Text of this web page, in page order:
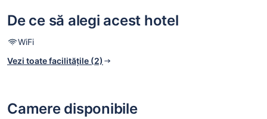
De ce să alegi acest hotel
WiFi
Vezi toate facilitățile (2)
Camere disponibile